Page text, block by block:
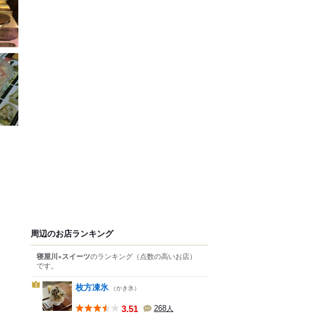
周辺のお店ランキング
寝屋川×スイーツのランキング （点数の高いお店）
です。
1 枚方凍氷 （かき氷）
3.51 268人